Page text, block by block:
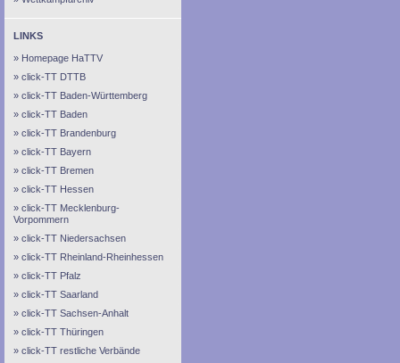
LINKS
Homepage HaTTV
click-TT DTTB
click-TT Baden-Württemberg
click-TT Baden
click-TT Brandenburg
click-TT Bayern
click-TT Bremen
click-TT Hessen
click-TT Mecklenburg-
Vorpommern
click-TT Niedersachsen
click-TT Rheinland-Rheinhessen
click-TT Pfalz
click-TT Saarland
click-TT Sachsen-Anhalt
click-TT Thüringen
click-TT restliche Verbände